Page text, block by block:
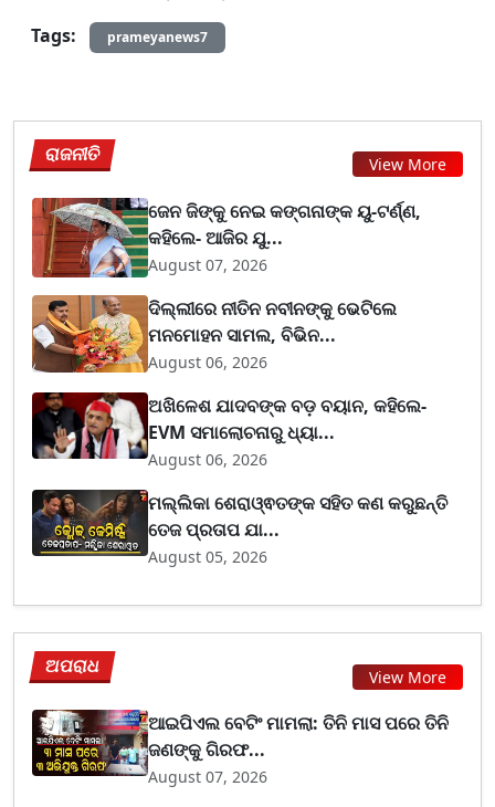
Tags:
prameyanews7
ରାଜନୀତି View More
ଜେନ ଜିଙ୍କୁ ନେଇ କଙ୍ଗନାଙ୍କ ୟୁ-ଟର୍ଣ୍ଣ,
କହିଲେ- ଆଜିର ଯୁ...
August 07, 2026
ଦିଲ୍ଲୀରେ ନୀତିନ ନବୀନଙ୍କୁ ଭେଟିଲେ
ମନମୋହନ ସାମଲ, ବିଭିନ...
August 06, 2026
ଅଖିଳେଶ ଯାଦବଙ୍କ ବଡ଼ ବୟାନ, କହିଲେ-
EVM ସମାଲୋଚନାରୁ ଧ୍ୟା...
August 06, 2026
ମଲ୍ଲିକା ଶେରାଓ୍ଵତଙ୍କ ସହିତ କଣ କରୁଛନ୍ତି
ତେଜ ପ୍ରତାପ ଯା...
August 05, 2026
ଅପରାଧ View More
ଆଇପିଏଲ ବେଟିଂ ମାମଲା: ତିନି ମାସ ପରେ ତିନି
ଜଣଙ୍କୁ ଗିରଫ...
August 07, 2026